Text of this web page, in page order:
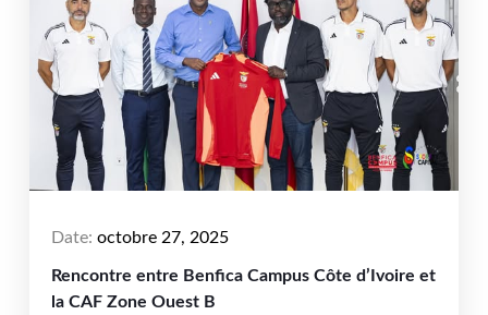
Date: octobre 27, 2025
Rencontre entre Benfica Campus Côte d’Ivoire et
la CAF Zone Ouest B